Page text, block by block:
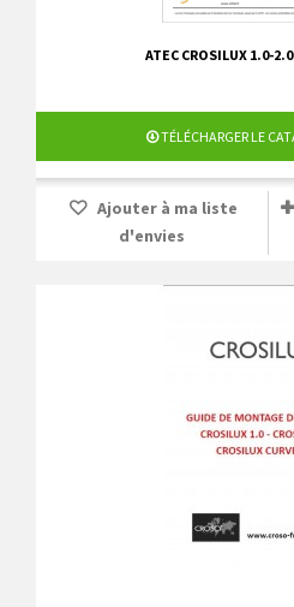
ATEC CROSILUX 1.0-
TÉLÉCHARGER LE
Ajouter à ma liste
d'envies